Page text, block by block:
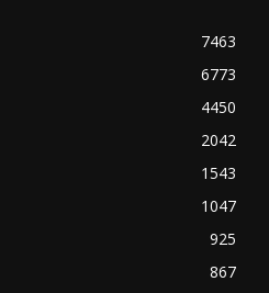
7463
6773
4450
2042
1543
1047
925
867